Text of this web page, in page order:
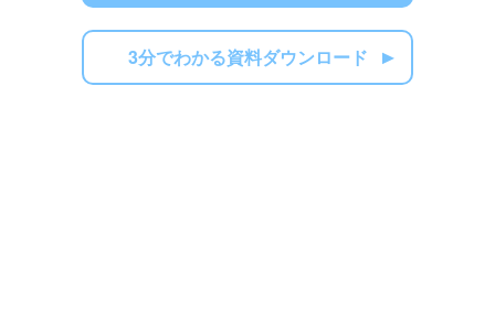
3分でわかる資料ダウンロード